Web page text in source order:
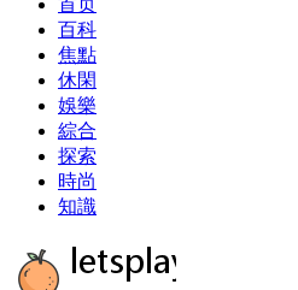
首页
百科
焦點
休閑
娛樂
綜合
探索
時尚
知識